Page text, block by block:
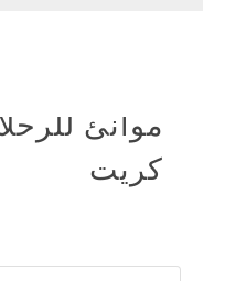
موانئ
كريت